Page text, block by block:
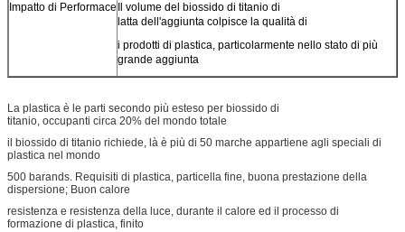
Impatto di Performace
Il volume del biossido di titanio di
latta dell'aggiunta colpisce la qualità di
i prodotti di plastica, particolarmente nello stato di più
grande aggiunta
La plastica è le parti secondo più esteso per biossido di
titanio, occupanti circa 20% del mondo totale
il biossido di titanio richiede, là è più di 50 marche appartiene agli speciali di
plastica nel mondo
500 barands. Requisiti di plastica, particella fine, buona prestazione della
dispersione; Buon calore
resistenza e resistenza della luce, durante il calore ed il processo di
formazione di plastica, finito